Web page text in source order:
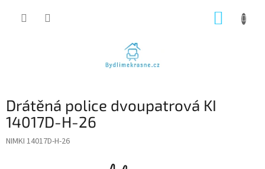
Drátěná police dvoupatrová KI
14017D-H-26
NIMKI 14017D-H-26